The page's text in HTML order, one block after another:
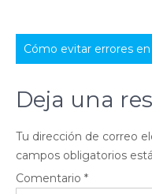
Navegación
entradas
Cómo evitar errores
Deja una
Tu dirección de correo
campos obligatorios
Comentario *